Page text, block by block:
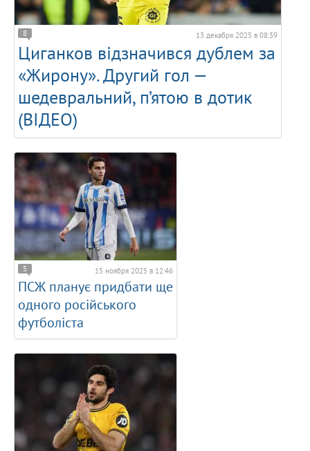
8 13 декабря 2025 в 08:39
Циганков відзначився дублем за
«Жирону». Другий гол —
шедевральний, п’ятою в дотик
(ВІДЕО)
5 15 ноября 2025 в 12:46
ПСЖ планує придбати ще
одного російського
футболіста